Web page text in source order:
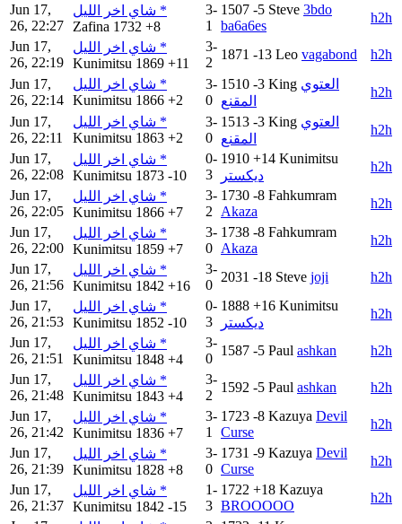
Jun 17,
26, 22:27
شاي اخر الليل *
Zafina 1732 +8
3-
1
1507 -5 Steve 3bdo
ba6a6es
h2h
Jun 17,
26, 22:19
شاي اخر الليل *
Kunimitsu 1869 +11
3-
2
1871 -13 Leo vagabond
h2h
Jun 17,
26, 22:14
شاي اخر الليل *
Kunimitsu 1866 +2
3-
0
1510 -3 King العتوي
المقنع
h2h
Jun 17,
26, 22:11
شاي اخر الليل *
Kunimitsu 1863 +2
3-
0
1513 -3 King العتوي
المقنع
h2h
Jun 17,
26, 22:08
شاي اخر الليل *
Kunimitsu 1873 -10
0-
3
1910 +14 Kunimitsu
ديكستر
h2h
Jun 17,
26, 22:05
شاي اخر الليل *
Kunimitsu 1866 +7
3-
2
1730 -8 Fahkumram
Akaza
h2h
Jun 17,
26, 22:00
شاي اخر الليل *
Kunimitsu 1859 +7
3-
0
1738 -8 Fahkumram
Akaza
h2h
Jun 17,
26, 21:56
شاي اخر الليل *
Kunimitsu 1842 +16
3-
0
2031 -18 Steve joji
h2h
Jun 17,
26, 21:53
شاي اخر الليل *
Kunimitsu 1852 -10
0-
3
1888 +16 Kunimitsu
ديكستر
h2h
Jun 17,
26, 21:51
شاي اخر الليل *
Kunimitsu 1848 +4
3-
0
1587 -5 Paul ashkan
h2h
Jun 17,
26, 21:48
شاي اخر الليل *
Kunimitsu 1843 +4
3-
2
1592 -5 Paul ashkan
h2h
Jun 17,
26, 21:42
شاي اخر الليل *
Kunimitsu 1836 +7
3-
1
1723 -8 Kazuya Devil
Curse
h2h
Jun 17,
26, 21:39
شاي اخر الليل *
Kunimitsu 1828 +8
3-
0
1731 -9 Kazuya Devil
Curse
h2h
Jun 17,
26, 21:37
شاي اخر الليل *
Kunimitsu 1842 -15
1-
3
1722 +18 Kazuya
BROOOOO
h2h